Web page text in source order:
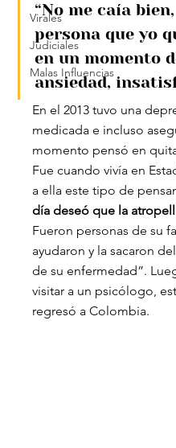
Virales
Judiciales
Malas Influencias
“No me caía
persona que yo
en un momento
ansiedad,
En el 2013 tuvo una
medicada e incluso
momento pensó en
Fue cuando vivía en
a ella este tipo de
día deseó que la
Fueron personas de su
ayudaron y la sacaron
de su enfermedad”.
visitar a un psicólogo,
regresó a Colombia.